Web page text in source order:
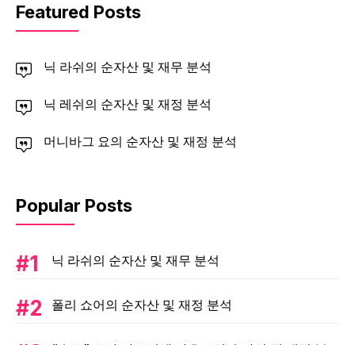
Featured Posts
닉 라쉬의 순자산 및 재무 분석
닉 레쉬의 순자산 및 재정 분석
머니바그 요의 순자산 및 재정 분석
Popular Posts
닉 라쉬의 순자산 및 재무 분석
폴리 쇼어의 순자산 및 재정 분석